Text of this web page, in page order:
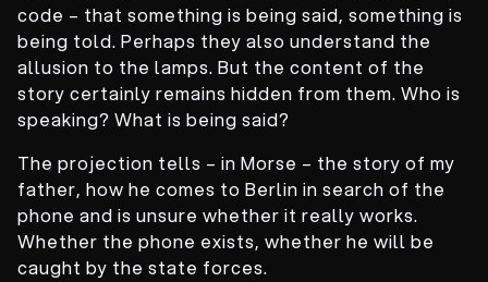
code – that something is being said, something is
being told. Perhaps they also understand the
allusion to the lamps. But the content of the
story certainly remains hidden from them. Who is
speaking? What is being said?
The projection tells – in Morse – the story of my
father, how he comes to Berlin in search of the
phone and is unsure whether it really works.
Whether the phone exists, whether he will be
caught by the state forces.